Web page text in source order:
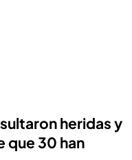
heridas y
que 30 han